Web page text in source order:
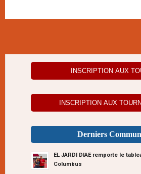
INSCRIPTION AUX
INSCRIPTION AUX
Derniers
EL JARDI DIAE remporte le
Columbus